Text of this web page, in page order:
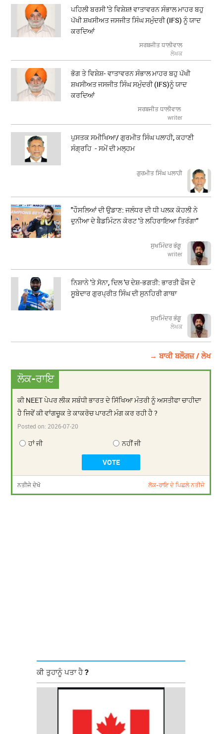
ਪਹਿਲੀ ਬਰਸੀ 'ਤੇ ਵਿਸ਼ੇਸ਼! ਵਾਤਾਵਰਨ ਸੰਭਾਲ ਮਾਹਰ ਬਹੁ
ਪੱਖੀ ਸ਼ਖਸੀਅਤ ਜਸਜੀਤ ਸਿੰਘ ਸਮੁੰਦਰੀ (IFS) ਨੂੰ ਯਾਦ
ਕਰਦਿਆਂ
ਸਰਬਜੀਤ ਧਾਲੀਵਾਲ
ਲੇਖਕ
ਭੋਗ ਤੇ ਵਿਸ਼ੇਸ਼- ਵਾਤਾਵਰਨ ਸੰਭਾਲ ਮਾਹਰ ਬਹੁ ਪੱਖੀ
ਸ਼ਖਸੀਅਤ ਜਸਜੀਤ ਸਿੰਘ ਸਮੁੰਦਰੀ (IFS)ਨੂੰ ਯਾਦ
ਕਰਦਿਆਂ
ਸਰਬਜੀਤ ਧਾਲੀਵਾਲ
writer
ਪੁਸਤਕ ਸਮੀਖਿਆ/ ਗੁਰਮੀਤ ਸਿੰਘ ਪਲਾਹੀ, ਕਹਾਣੀ
ਸੰਗ੍ਰਹਿ - ਸਮੇਂ ਦੀ ਮਲ੍ਹਮ
ਗੁਰਮੀਤ ਸਿੰਘ ਪਲਾਹੀ
"ਹੌਸਲਿਆਂ ਦੀ ਉਡਾਣ: ਜਲੰਧਰ ਦੀ ਧੀ ਪਲਕ ਕੋਹਲੀ ਨੇ
ਦੁਨੀਆ ਦੇ ਬੈਡਮਿੰਟਨ ਕੋਰਟ 'ਤੇ ਲਹਿਰਾਇਆ ਤਿਰੰਗਾ"
ਸੁਖਮਿੰਦਰ ਭੰਗੂ
writer
ਨਿਸ਼ਾਨੇ 'ਤੇ ਸੋਨਾ, ਦਿਲ 'ਚ ਦੇਸ਼-ਭਗਤੀ: ਭਾਰਤੀ ਫੌਜ ਦੇ
ਸੂਬੇਦਾਰ ਗੁਰਪ੍ਰੀਤ ਸਿੰਘ ਦੀ ਸੁਨਹਿਰੀ ਗਾਥਾ
ਸੁਖਮਿੰਦਰ ਭੰਗੂ
ਲੇਖਕ
→ ਬਾਕੀ ਬਲੌਗਜ਼ / ਲੇਖ
ਲੋਕ-ਰਾਇ
ਕੀ NEET ਪੇਪਰ ਲੀਕ ਸਬੰਧੀ ਭਾਰਤ ਦੇ ਸਿੱਖਿਆ ਮੰਤਰੀ ਨੂੰ ਅਸਤੀਫਾ ਚਾਹੀਦਾ
ਹੈ ਜਿਵੇਂ ਕੀ ਵਾਂਗਚੂਕ ਤੇ ਕਾਕਰੋਚ ਪਾਰਟੀ ਮੰਗ ਕਰ ਰਹੀ ਹੈ ?
Posted on:2026-07-20
ਹਾਂ ਜੀ ਨਹੀਂ ਜੀ
ਨਤੀਜੇ ਦੇਖੋ ਲੋਕ-ਰਾਇ ਦੇ ਪਿਛਲੇ ਨਤੀਜੇ
ਕੀ ਤੁਹਾਨੂੰ ਪਤਾ ਹੈ ?